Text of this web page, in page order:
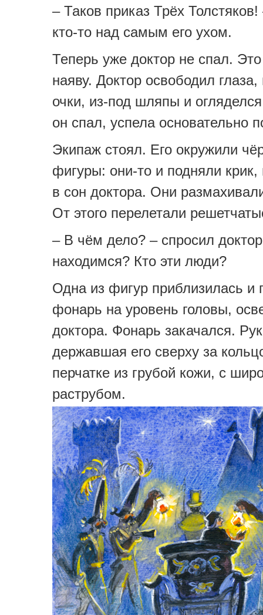
– Таков приказ Трёх
кто-то над самым его ухом.
Теперь уже доктор не спал.
наяву. Доктор освободил
очки, из-под шляпы и
он спал, успела основательно
Экипаж стоял. Его окружили
фигуры: они-то и подняли крик,
в сон доктора. Они
От этого перелетали
– В чём дело? – спросил
находимся? Кто эти люди?
Одна из фигур приблизилась и
фонарь на уровень головы,
доктора. Фонарь закачался.
державшая его сверху за
перчатке из грубой кожи, с
раструбом.